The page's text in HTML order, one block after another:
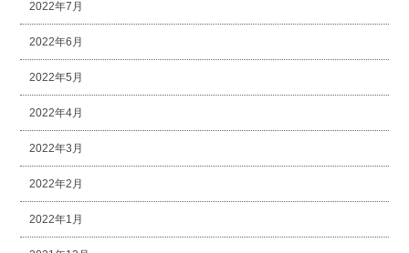
2022年7月
2022年6月
2022年5月
2022年4月
2022年3月
2022年2月
2022年1月